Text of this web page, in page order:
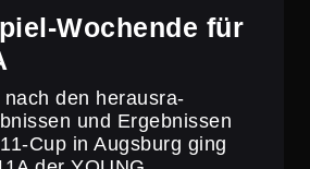
Wochende für
nach den heraus­ra­
und Ergeb­nissen
Cup in Augsburg ging